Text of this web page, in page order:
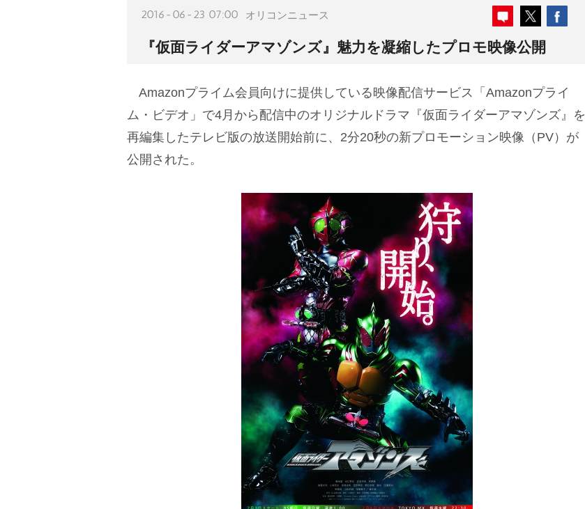
2016-06-23 07:00 オリコンニュース
『仮面ライダーアマゾンズ』魅力を凝縮したプロモ映像公開
Amazonプライム会員向けに提供している映像配信サービス「Amazonプライ
ム・ビデオ」で4月から配信中のオリジナルドラマ『仮面ライダーアマゾンズ』を
再編集したテレビ版の放送開始前に、2分20秒の新プロモーション映像（PV）が
公開された。